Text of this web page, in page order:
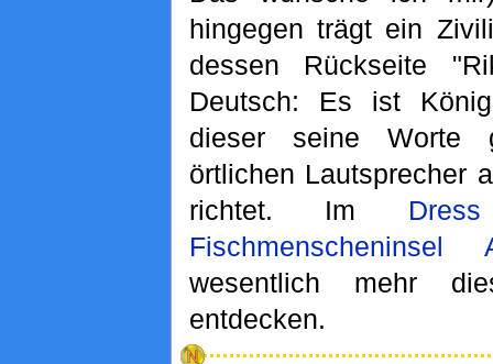
hingegen trägt ein
dessen Rückseite
Deutsch: Es ist
dieser seine Worte
örtlichen Lautsprecher
richtet. Im
Fischmenscheninsel
wesentlich mehr
entdecken.